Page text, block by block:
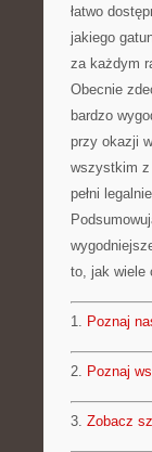
łatwo
jakiego
za każdym
Obecnie
bardzo
przy okazji
wszystkim z
pełni
to, jak wiele
1. Poznaj
2. Poznaj
3. Zobacz